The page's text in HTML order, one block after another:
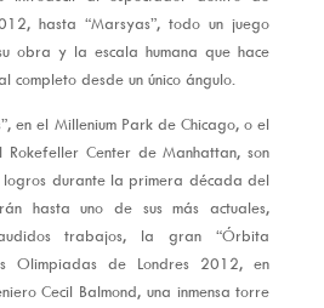
hasta “Marsyas”, todo un juego
obra y la escala humana que hace
completo desde un único ángulo.
en el Millenium Park de Chicago, o el
Rokefeller Center de Manhattan, son
logros durante la primera década del
hasta uno de sus más actuales,
trabajos, la gran “Órbita
Olimpiadas de Londres 2012, en
Cecil Balmond, una inmensa torre